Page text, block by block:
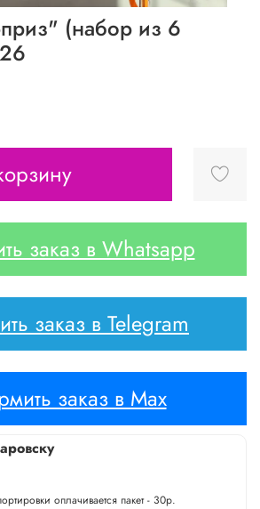
(набор из 6
заказ в Whatsapp
заказ в Telegram
заказ в Max
оплачивается пакет - 30р.